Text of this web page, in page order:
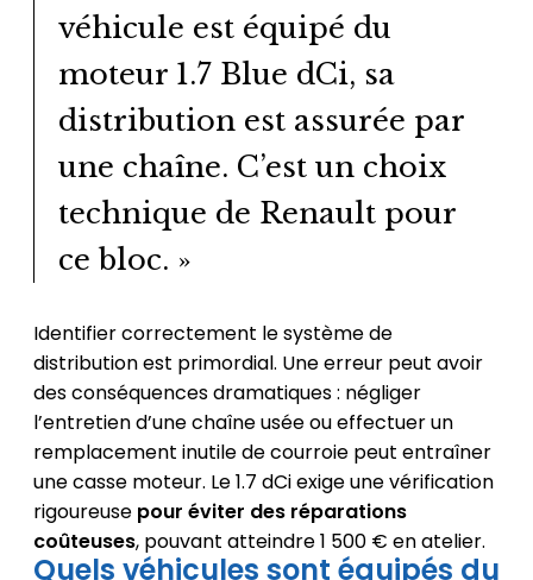
véhicule est équipé du
moteur 1.7 Blue dCi, sa
distribution est assurée par
une chaîne. C’est un choix
technique de Renault pour
ce bloc. »
Identifier correctement le système de
distribution est primordial. Une erreur peut avoir
des conséquences dramatiques : négliger
l’entretien d’une chaîne usée ou effectuer un
remplacement inutile de courroie peut entraîner
une casse moteur. Le 1.7 dCi exige une vérification
rigoureuse pour éviter des réparations
coûteuses, pouvant atteindre 1 500 € en atelier.
Quels véhicules sont équipés du